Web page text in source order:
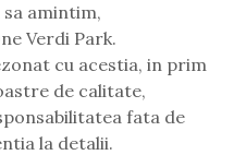
amintim,
Verdi Park.
cu acestia, in prim
de calitate,
fata de
la detalii.